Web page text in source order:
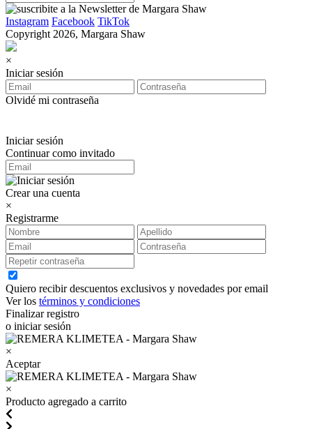
Instagram Facebook TikTok
Copyright 2026, Margara Shaw
×
Iniciar sesión
Olvidé mi contraseña
Iniciar sesión
Continuar como invitado
Crear una cuenta
×
Registrarme
Quiero recibir descuentos exclusivos y novedades por email
Ver los términos y condiciones
Finalizar registro
o iniciar sesión
×
Aceptar
×
Producto agregado a carrito